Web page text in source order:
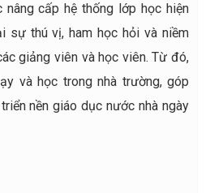
nâng cấp hệ thống lớp học hiện
sự thú vị, ham học hỏi và niềm
giảng viên và học viên. Từ đó,
và học trong nhà trường, góp
nền giáo dục nước nhà ngày